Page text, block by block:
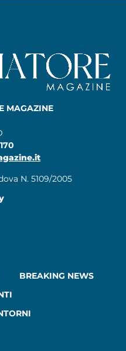
MAGAZINE
N. 5109/2005
BREAKING NEWS